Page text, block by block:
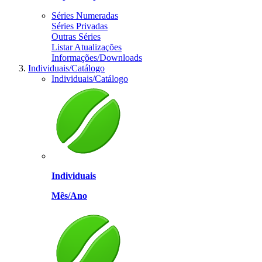
Séries Numeradas
Séries Privadas
Outras Séries
Listar Atualizações
Informações/Downloads
Individuais/Catálogo
Individuais/Catálogo
Individuais
Mês/Ano